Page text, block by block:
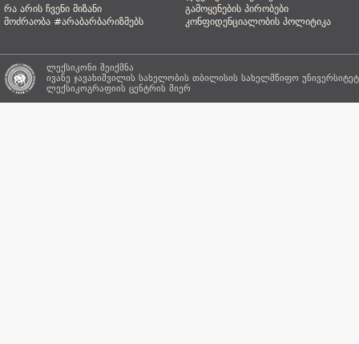
რა არის ჩვენი მიზანი
მოძრაობა #არაბარბარიზმებს
გამოყენების პირობები
კონფიდენციალობის პოლიტიკა
ლექსიკონი შეიქმნა
ივანე ჯავახიშვილის სახელობის თბილისის სახელმწიფო
ლექსიკოგრაფიის ცენტრის მიერ